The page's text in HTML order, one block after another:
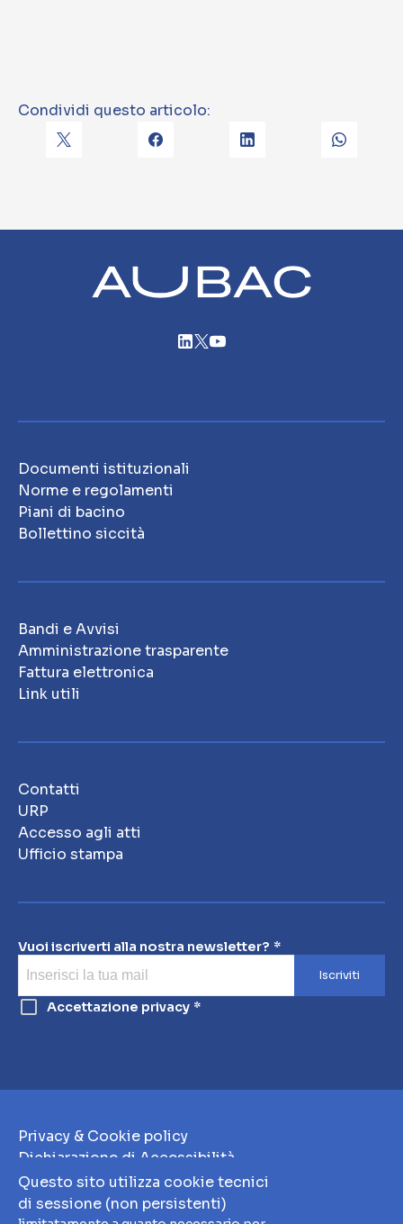
Condividi questo articolo:
Documenti istituzionali
Norme e regolamenti
Piani di bacino
Bollettino siccità
Bandi e Avvisi
Amministrazione trasparente
Fattura elettronica
Link utili
Contatti
URP
Accesso agli atti
Ufficio stampa
Vuoi iscriverti alla nostra newsletter?
Iscriviti
Accettazione privacy
Privacy & Cookie policy
Dichiarazione di Accessibilità
Note Legali
Whistleblowing
Questo sito utilizza cookie tecnici
di sessione (non persistenti)